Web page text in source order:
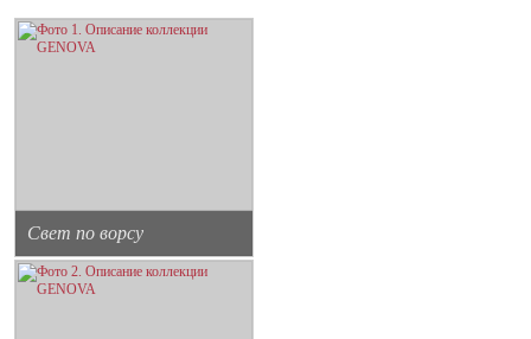
Свет по ворсу